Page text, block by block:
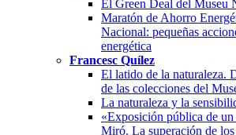
El Green Deal del Museu
Maratón de Ahorro
Nacional: pequeñas
energética
Francesc Quílez
El latido de la naturaleza.
de las colecciones del
La naturaleza y la
«Exposición pública de
Miró. La superación de